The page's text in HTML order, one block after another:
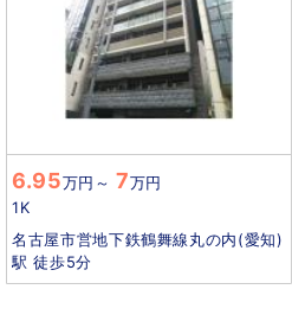
6.95万円 ～ 7万円
1K
名古屋市営地下鉄鶴舞線丸の内(愛知)
駅 徒歩5分